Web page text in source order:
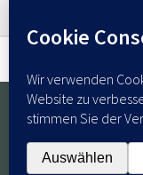
Powered by